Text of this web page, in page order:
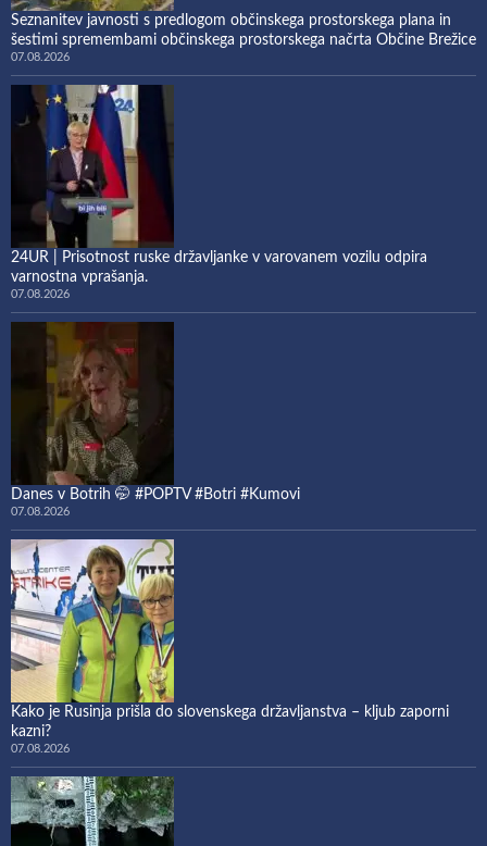
Seznanitev javnosti s predlogom občinskega prostorskega plana in
šestimi spremembami občinskega prostorskega načrta Občine Brežice
07.08.2026
24UR | Prisotnost ruske državljanke v varovanem vozilu odpira
varnostna vprašanja.
07.08.2026
Danes v Botrih 🤭 #POPTV #Botri #Kumovi
07.08.2026
Kako je Rusinja prišla do slovenskega državljanstva – kljub zaporni
kazni?
07.08.2026